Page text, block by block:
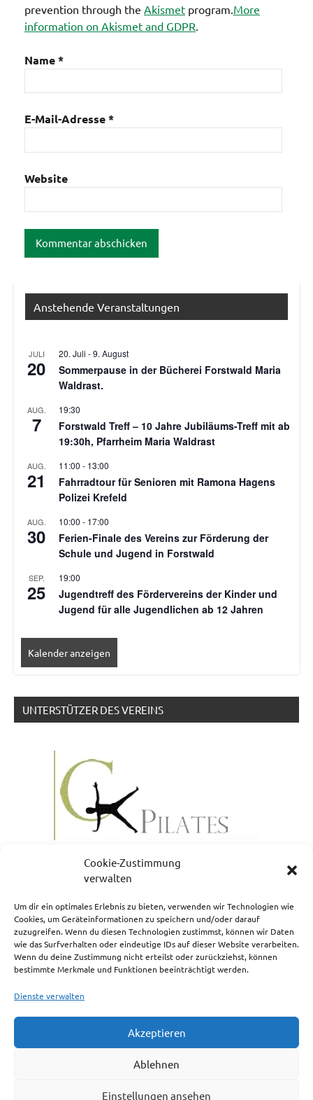
Cookie-Zustimmung
verwalten
Um dir ein optimales Erlebnis zu bieten, verwenden wir Technologien wie
Cookies, um Geräteinformationen zu speichern und/oder darauf
zuzugreifen. Wenn du diesen Technologien zustimmst, können wir Daten
wie das Surfverhalten oder eindeutige IDs auf dieser Website verarbeiten.
Wenn du deine Zustimmung nicht erteilst oder zurückziehst, können
bestimmte Merkmale und Funktionen beeinträchtigt werden.
Dienste verwalten
Akzeptieren
Ablehnen
Einstellungen ansehen
prevention through the Akismet program. More
information on Akismet and GDPR
Name*
E-Mail-Adresse*
Website
Anstehende Veranstaltungen
JULI
20
20. Juli -9. August
Sommerpause in der Bücherei Forstwald Maria
Waldrast.
AUG.
7
19:30
Forstwald Treff – 10 Jahre Jubiläums-Treff mit ab
19:30h, Pfarrheim Maria Waldrast
AUG.
21
11:00 - 13:00
Fahrradtour für Senioren mit Ramona Hagens
Polizei Krefeld
AUG.
30
10:00 - 17:00
Ferien-Finale des Vereins zur Förderung der
Schule und Jugend in Forstwald
SEP.
25
19:00
Jugendtreff des Fördervereins der Kinder und
Jugend für alle Jugendlichen ab 12 Jahren
Kalender anzeigen
UNTERSTÜTZER DES VEREINS
NEWSLETTERANMELDUNG
Impressum